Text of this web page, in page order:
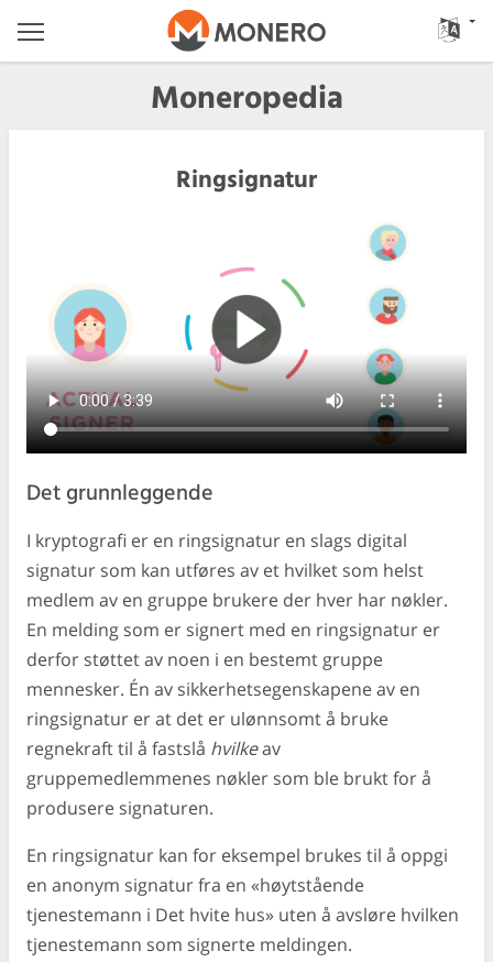
Moneropedia
Ringsignatur
Det grunnleggende
I kryptografi er en ringsignatur en slags digital
signatur som kan utføres av et hvilket som helst
medlem av en gruppe brukere der hver har nøkler.
En melding som er signert med en ringsignatur er
derfor støttet av noen i en bestemt gruppe
mennesker. Én av sikkerhetsegenskapene av en
ringsignatur er at det er ulønnsomt å bruke
regnekraft til å fastslå hvilkeav
gruppemedlemmenes nøkler som ble brukt for å
produsere signaturen.
En ringsignatur kan for eksempel brukes til å oppgi
en anonym signatur fra en «høytstående
tjenestemann i Det hvite hus» uten å avsløre hvilken
tjenestemann som signerte meldingen.